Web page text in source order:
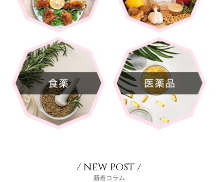
/ NEW POST /
新着コラム